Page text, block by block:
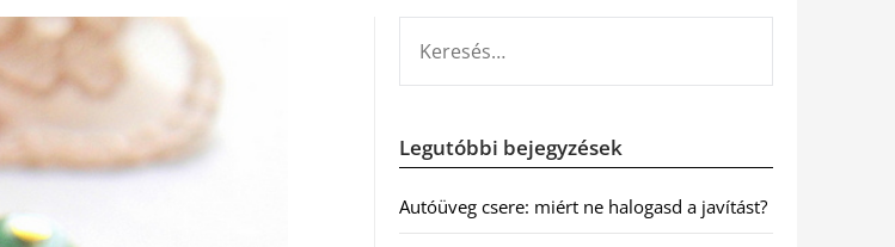
Legutóbbi bejegyzések
Autóüveg csere: miért ne halogasd a javítást?